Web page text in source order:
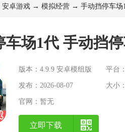
安卓游戏 → 模拟经营 → 手动挡停车场
车场1代 手动挡
版本：4.9.9 安卓模组版 平台
发布：2026-08-07 大小
官网： 暂无
立即下载